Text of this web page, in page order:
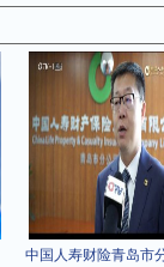
中国人寿财险青岛市